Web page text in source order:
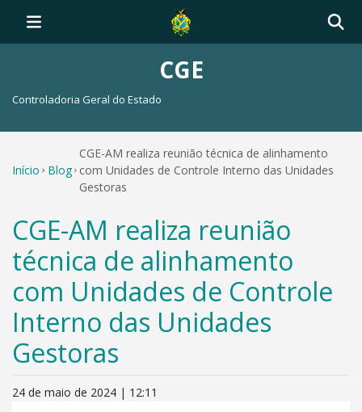
CGE
Controladoria Geral do Estado
Início Blog
CGE-AM realiza reunião técnica de alinhamento
com Unidades de Controle Interno das Unidades
Gestoras
CGE-AM realiza reunião
técnica de alinhamento
com Unidades de Controle
Interno das Unidades
Gestoras
24 de maio de 2024 | 12:11